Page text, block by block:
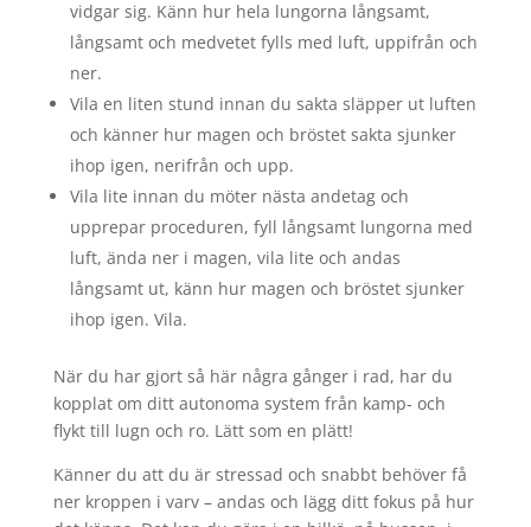
vidgar sig. Känn hur hela lungorna långsamt,
långsamt och medvetet fylls med luft, uppifrån och
ner.
Vila en liten stund innan du sakta släpper ut luften
och känner hur magen och bröstet sakta sjunker
ihop igen, nerifrån och upp.
Vila lite innan du möter nästa andetag och
upprepar proceduren, fyll långsamt lungorna med
luft, ända ner i magen, vila lite och andas
långsamt ut, känn hur magen och bröstet sjunker
ihop igen. Vila.
När du har gjort så här några gånger i rad, har du
kopplat om ditt autonoma system från kamp- och
flykt till lugn och ro. Lätt som en plätt!
Känner du att du är stressad och snabbt behöver få
ner kroppen i varv – andas och lägg ditt fokus på hur